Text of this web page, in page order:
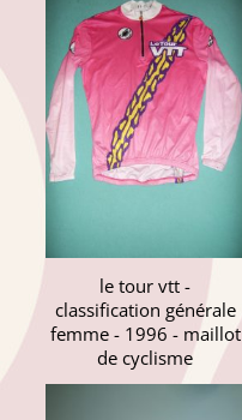
le tour vtt -
classification générale
femme - 1996 - maillot
de cyclisme